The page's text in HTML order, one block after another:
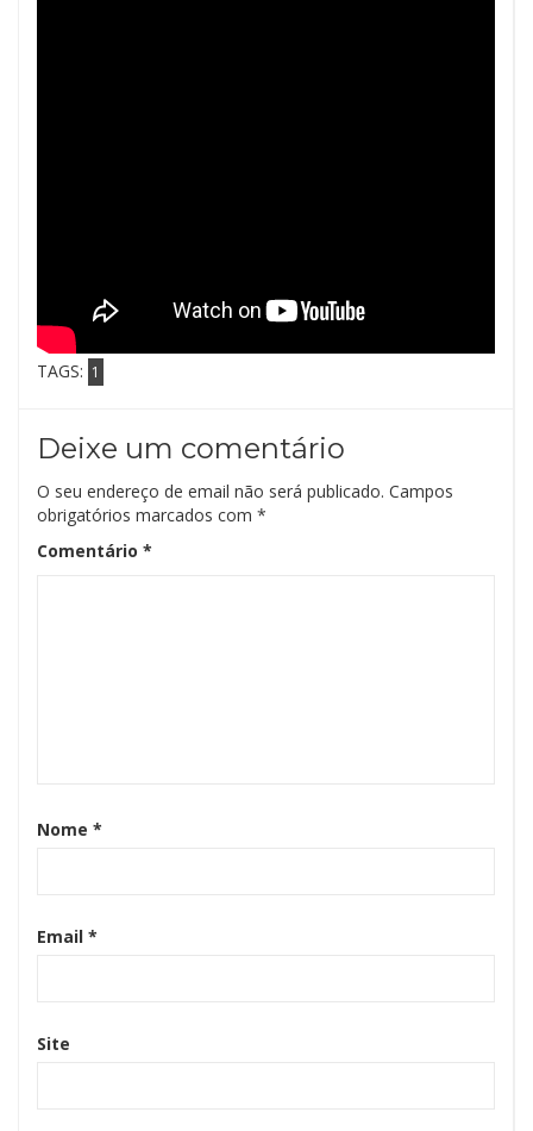
TAGS: 1
Deixe um comentário
O seu endereço de email não será publicado. Campos
obrigatórios marcados com *
Comentário *
Nome *
Email *
Site